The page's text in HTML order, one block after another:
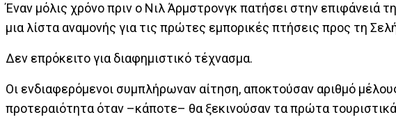
Έναν μόλις χρόνο πριν ο Νιλ Άρμστρονγκ πατήσει στην επιφάνειά
μια λίστα αναμονής για τις πρώτες εμπορικές πτήσεις προς τη
Δεν επρόκειτο για διαφημιστικό τέχνασμα.
Οι ενδιαφερόμενοι συμπλήρωναν αίτηση, αποκτούσαν αριθμό
προτεραιότητα όταν –κάποτε– θα ξεκινούσαν τα πρώτα